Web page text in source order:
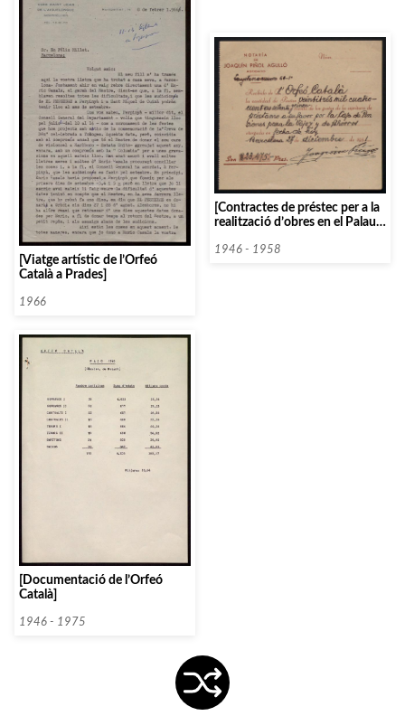
[Viatge artístic de l’Orfeó
Català a Prades]
1966
[Contractes de préstec per a la
realització d’obres en el Palau
1946 - 1958
[Documentació de l’Orfeó
Català]
1946 - 1975